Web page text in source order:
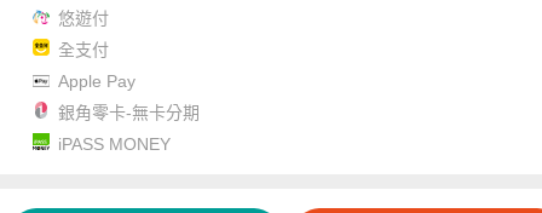
悠遊付
全支付
Apple Pay
銀角零卡-無卡分期
iPASS MONEY